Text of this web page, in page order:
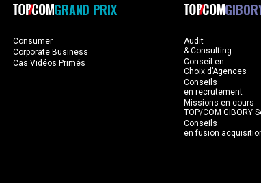
GRAND PRIX
Consumer
Corporate Business
Cas Vidéos Primés
Audit
& Consulting
Conseil en
Choix d’Agences
Conseils
en recrutement
Missions en cours
TOP/COM GIBORY
Conseils
en fusion